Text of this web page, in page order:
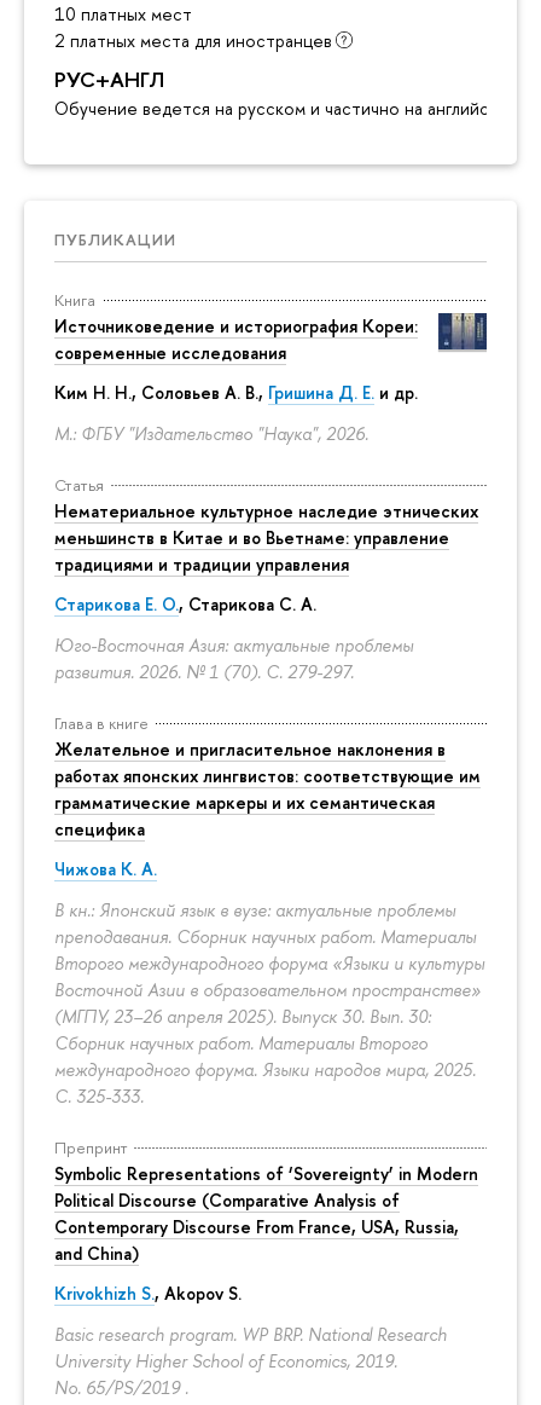
10 платных мест
2 платных места для иностранцев
РУС+АНГЛ
Обучение ведется на русском и частично на английском
ПУБЛИКАЦИИ
Книга
Источниковедение и историография Кореи:
современные исследования
Ким Н. Н., Соловьев А. В., Гришина Д. Е. и др.
М.: ФГБУ "Издательство "Наука", 2026.
Статья
Нематериальное культурное наследие этнических
меньшинств в Китае и во Вьетнаме: управление
традициями и традиции управления
Старикова Е. О., Старикова С. А.
Юго-Восточная Азия: актуальные проблемы
развития. 2026. № 1 (70). С. 279-297.
Глава в книге
Желательное и пригласительное наклонения в
работах японских лингвистов: соответствующие им
грамматические маркеры и их семантическая
специфика
Чижова К. А.
В кн.: Японский язык в вузе: актуальные проблемы
преподавания. Сборник научных работ. Материалы
Второго международного форума «Языки и культуры
Восточной Азии в образовательном пространстве»
(МГПУ, 23–26 апреля 2025). Выпуск 30. Вып. 30:
Сборник научных работ. Материалы Второго
международного форума. Языки народов мира, 2025.
С. 325-333.
Препринт
Symbolic Representations of ‘Sovereignty’ in Modern
Political Discourse (Comparative Analysis of
Contemporary Discourse From France, USA, Russia,
and China)
Krivokhizh S., Akopov S.
Basic research program. WP BRP. National Research
University Higher School of Economics, 2019.
No. 65/PS/2019 .